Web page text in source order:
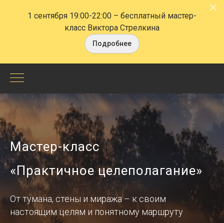
1 сентября 19:00-22:00 – бесплатный мастер-
класс Виктора Стрелкина
Подробнее
Мастер-
класс
«Управление
временем»
Виктором
Стрелкиным
Мастер-класс
«Практичное целеполагание»
От тумана, стены и миража – к своим
настоящим целям и понятному маршруту